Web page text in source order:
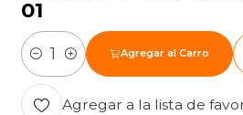
01
Cantidad
Agregar al Carro
Agregar a la lista de